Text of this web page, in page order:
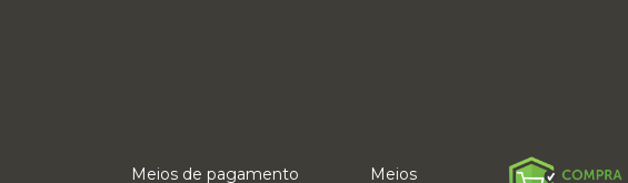
Meios de pagamento Meios